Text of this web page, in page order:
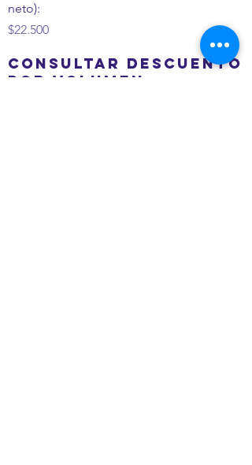
neto):
Precio
$22.500
Consultar descuento
por volumen